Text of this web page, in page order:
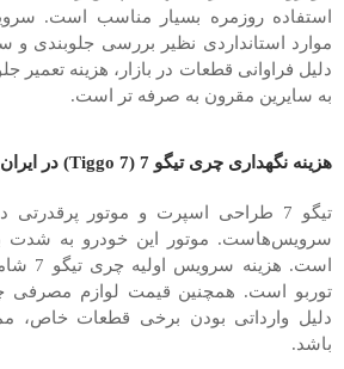
موارد استانداردی نظیر بررسی جلوبندی
به سایرین مقرون ‌به‌ صرفه‌ تر است.
هزینه نگهداری چری تیگو 7 (Tiggo 7) در ایران
تیگو 7 طراحی اسپرت و موتور
سرویس‌هاست. موتور این خودرو به
است.
دلیل وارداتی بودن برخی قطعات خاص،
باشد.